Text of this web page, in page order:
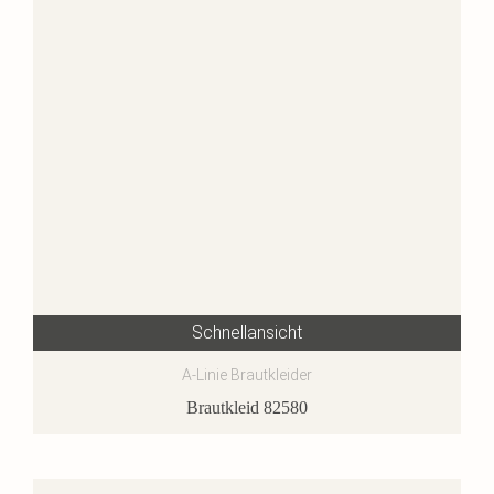
Schnellansicht
A-Linie Brautkleider
Brautkleid 82580